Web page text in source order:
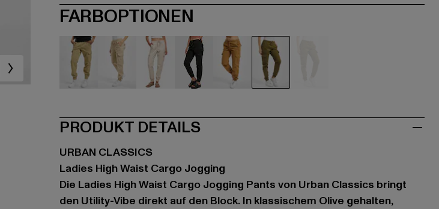
FARBOPTIONEN
PRODUKT DETAILS
URBAN CLASSICS
Ladies High Waist Cargo Jogging
Die Ladies High Waist Cargo Jogging Pants von Urban Classics bringt
den Utility-Vibe direkt auf den Block. In klassischem Olive gehalten,